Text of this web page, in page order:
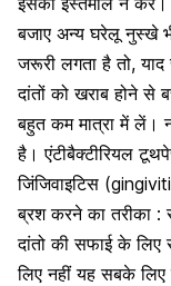
बजाए अन्यघरेलू नुस्खे
जरूरी लगता है तो, याद
दांतों को खराब होने
बहुत कम मात्रा में लें।
है। एंटीबैक्टीरियल
जिंजिवाइटिस
ब्रश करने का तरीका :
दांतो की सफाईके लिए
लिए नहीं यह सबके लिए